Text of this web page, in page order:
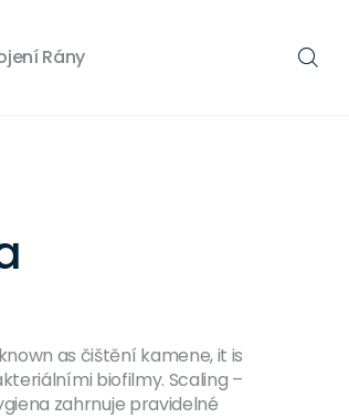
Rány
as čištění kamene, it is
biofilmy. Scaling –
zahrnuje pravidelné